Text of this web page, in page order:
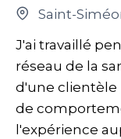
Saint-
J'ai travaillé
réseau de la
d'une clientèle
de
l'expérience